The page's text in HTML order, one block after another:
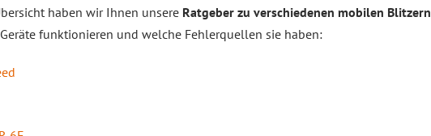
haben wir Ihnen unsere Ratgeber zu verschiedenen mobilen Blitzern
funktionieren und welche Fehlerquellen sie haben: